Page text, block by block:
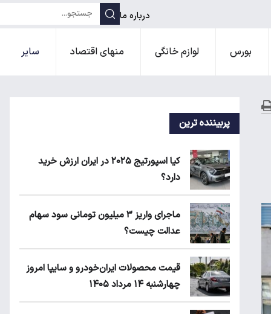
درباره ما
بورس لوازم خانگی منهای اقتصاد سایر
پربیننده ترین
کیا اسپورتیج ۲۰۲۵ در ایران ارزش خرید
دارد؟
ماجرای واریز ۳ میلیون تومانی سود سهام
عدالت چیست؟
قیمت محصولات ایران‌خودرو و سایپا امروز
چهارشنبه ۱۴ مرداد ۱۴۰۵